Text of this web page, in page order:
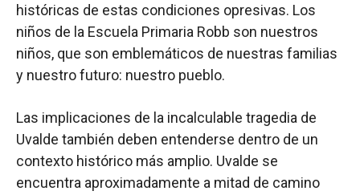
históricas de estas condiciones opresivas. Los
niños de la Escuela Primaria Robb son nuestros
niños, que son emblemáticos de nuestras familias
y nuestro futuro: nuestro pueblo.
Las implicaciones de la incalculable tragedia de
Uvalde también deben entenderse dentro de un
contexto histórico más amplio. Uvalde se
encuentra aproximadamente a mitad de camino